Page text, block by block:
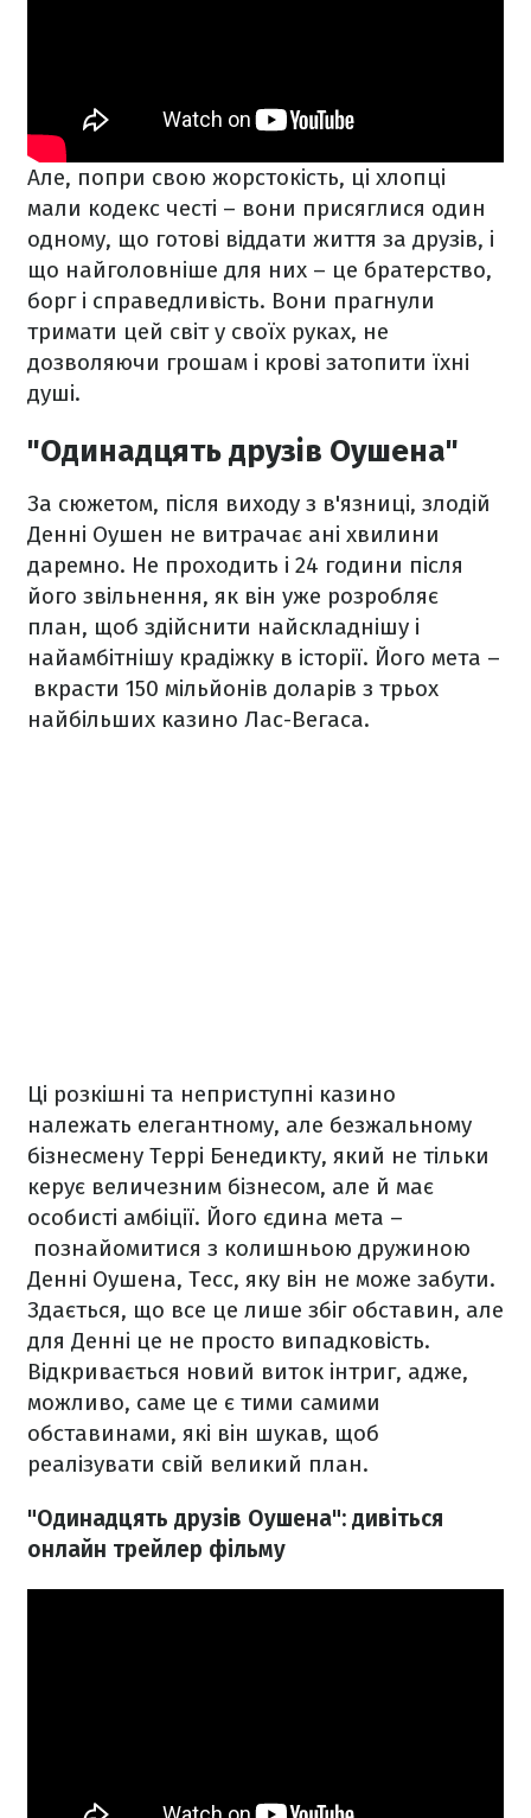
Але, попри свою жорстокість, ці хлопці
мали кодекс честі – вони присяглися один
одному, що готові віддати життя за друзів, і
що найголовніше для них – це братерство,
борг і справедливість. Вони прагнули
тримати цей світ у своїх руках, не
дозволяючи грошам і крові затопити їхні
душі.
"Одинадцять друзів Оушена"
За сюжетом, після виходу з в'язниці, злодій
Денні Оушен не витрачає ані хвилини
даремно. Не проходить і 24 години після
його звільнення, як він уже розробляє
план, щоб здійснити найскладнішу і
найамбітнішу крадіжку в історії. Його мета –
вкрасти 150 мільйонів доларів з трьох
найбільших казино Лас-Вегаса.
Ці розкішні та неприступні казино
належать елегантному, але безжальному
бізнесмену Террі Бенедикту, який не тільки
керує величезним бізнесом, але й має
особисті амбіції. Його єдина мета –
познайомитися з колишньою дружиною
Денні Оушена, Тесс, яку він не може забути.
Здається, що все це лише збіг обставин, але
для Денні це не просто випадковість.
Відкривається новий виток інтриг, адже,
можливо, саме це є тими самими
обставинами, які він шукав, щоб
реалізувати свій великий план.
"Одинадцять друзів Оушена": дивіться
онлайн трейлер фільму